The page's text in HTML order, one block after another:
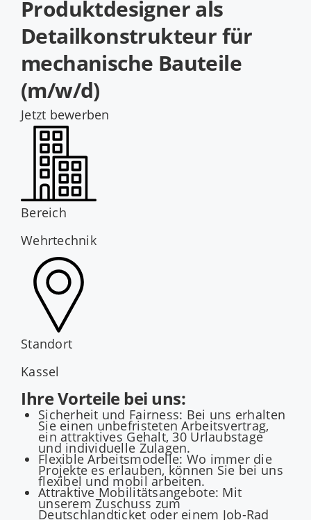
Jobs
Produktdesigner als
Detailkonstrukteur für
mechanische Bauteile
(m/w/d)
Jetzt bewerben
Bereich
Wehrtechnik
Standort
Kassel
Ihre Vorteile bei uns:
Sicherheit und Fairness: Bei uns erhalten
Sie einen unbefristeten Arbeitsvertrag,
ein attraktives Gehalt, 30 Urlaubstage
und individuelle Zulagen.
Flexible Arbeitsmodelle: Wo immer die
Projekte es erlauben, können Sie bei uns
flexibel und mobil arbeiten.
Attraktive Mobilitätsangebote: Mit
unserem Zuschuss zum
Deutschlandticket oder einem Job-Rad